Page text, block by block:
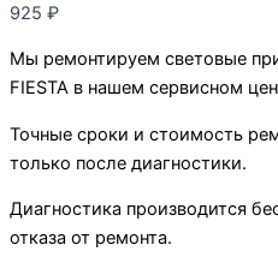
925 ₽
Мы ремонтируем световые
FIESTA в нашем сервисном
Точные сроки и стоимость
только после диагностики.
Диагностика производится
отказа от ремонта.